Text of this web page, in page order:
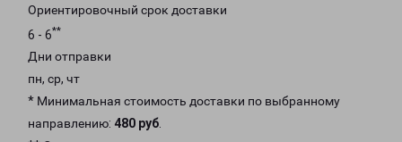
Ориентировочный срок доставки
6 - 6**
Дни отправки
пн, ср, чт
* Минимальная стоимость доставки по выбранному
направлению: 480 руб.